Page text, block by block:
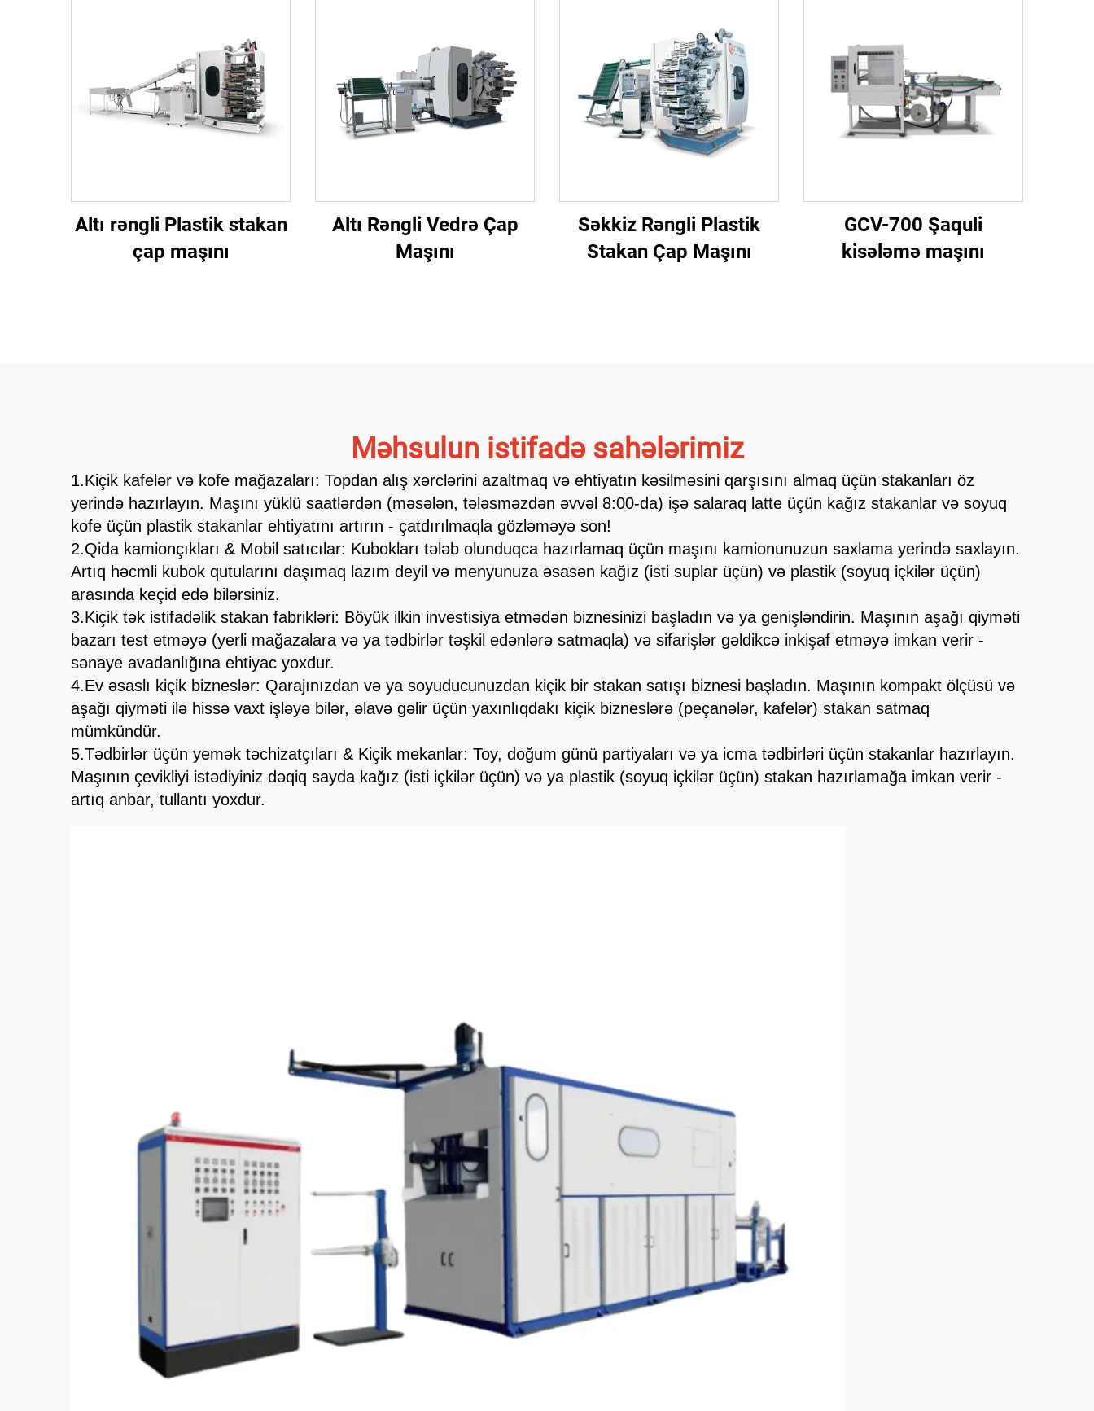
Altı rəngli Plastik stakan
çap maşını
Altı Rəngli Vedrə Çap
Maşını
Səkkiz Rəngli Plastik
Stakan Çap Maşını
GCV-700 Şaquli
kisələmə maşını
Məhsulun istifadə sahələrimiz
1.Kiçik kafelər və kofe mağazaları: Topdan alış xərclərini azaltmaq və ehtiyatın kəsilməsini qarşısını almaq üçün stakanları öz
yerində hazırlayın. Maşını yüklü saatlərdən (məsələn, tələsməzdən əvvəl 8:00-da) işə salaraq latte üçün kağız stakanlar və soyuq
kofe üçün plastik stakanlar ehtiyatını artırın - çatdırılmaqla gözləməyə son!
2.Qida kamionçıkları & Mobil satıcılar: Kubokları tələb olunduqca hazırlamaq üçün maşını kamionunuzun saxlama yerində saxlayın.
Artıq həcmli kubok qutularını daşımaq lazım deyil və menyunuza əsasən kağız (isti suplar üçün) və plastik (soyuq içkilər üçün)
arasında keçid edə bilərsiniz.
3.Kiçik tək istifadəlik stakan fabrikləri: Böyük ilkin investisiya etmədən biznesinizi başladın və ya genişləndirin. Maşının aşağı qiyməti
bazarı test etməyə (yerli mağazalara və ya tədbirlər təşkil edənlərə satmaqla) və sifarişlər gəldikcə inkişaf etməyə imkan verir -
sənaye avadanlığına ehtiyac yoxdur.
4.Ev əsaslı kiçik bizneslər: Qarajınızdan və ya soyuducunuzdan kiçik bir stakan satışı biznesi başladın. Maşının kompakt ölçüsü və
aşağı qiyməti ilə hissə vaxt işləyə bilər, əlavə gəlir üçün yaxınlıqdakı kiçik bizneslərə (peçanələr, kafelər) stakan satmaq
mümkündür.
5.Tədbirlər üçün yemək təchizatçıları & Kiçik mekanlar: Toy, doğum günü partiyaları və ya icma tədbirləri üçün stakanlar hazırlayın.
Maşının çevikliyi istədiyiniz dəqiq sayda kağız (isti içkilər üçün) və ya plastik (soyuq içkilər üçün) stakan hazırlamağa imkan verir -
artıq anbar, tullantı yoxdur.